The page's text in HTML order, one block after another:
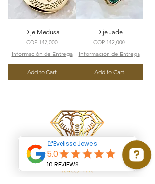
Dije Medusa
Price
COP 142,000
Información de Entrega
Add to Cart
Dije Jade
Price
COP 142,000
Información de Entrega
Add to Cart